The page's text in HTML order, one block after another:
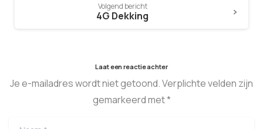
Volgend bericht
4G Dekking
Laat een reactie achter
Je e-mailadres wordt niet getoond. Verplichte velden zijn
gemarkeerd met *
Naam